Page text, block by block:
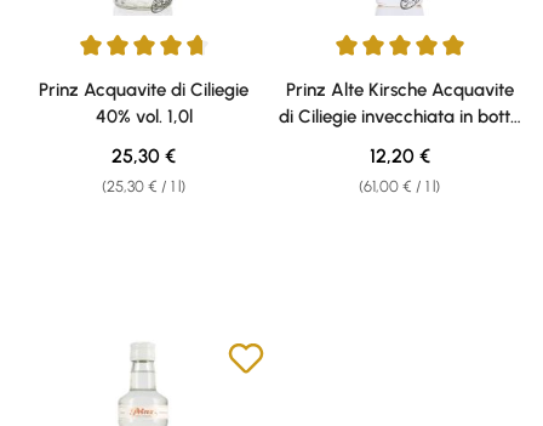
Average rating of 4.76 out of 5 stars
Prinz Acquavite di Ciliegie
40% vol. 1,0l
(25,30 € / 1 l)
Regular price:
25,30 €
Average rating of 5 out of 5
Prinz Alte Kirsche Acquavite
di Ciliegie invecchiata in botte
di legno 41% vol. 0,20l
(61,00 € / 1 l)
Regular price:
12,20 €